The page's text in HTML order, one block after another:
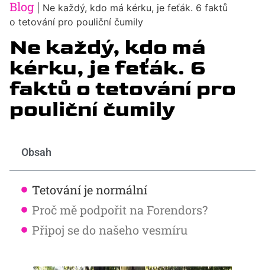
Blog
Ne každý, kdo má kérku, je feťák. 6 faktů
o tetování pro pouliční čumily
Ne každý, kdo má
kérku, je feťák. 6
faktů o tetování pro
pouliční čumily
Obsah
Tetování je normální
Proč mě podpořit na Forendors?
Připoj se do našeho vesmíru